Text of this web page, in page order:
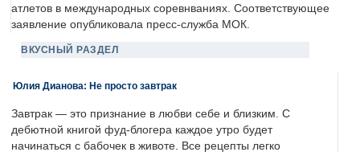
атлетов в международных соревнваниях. Соответствующее
заявление опубликовала пресс-служба МОК.
ВКУСНЫЙ РАЗДЕЛ
Юлия Дианова: Не просто завтрак
Завтрак — это признание в любви себе и близким. С
дебютной книгой фуд-блогера каждое утро будет
начинаться с бабочек в животе. Все рецепты легко